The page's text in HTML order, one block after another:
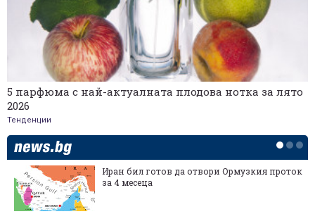
5 парфюма с най-актуалната плодова нотка за лято
2026
Тенденции
Иран бил готов да отвори Ормузкия проток
за 4 месеца